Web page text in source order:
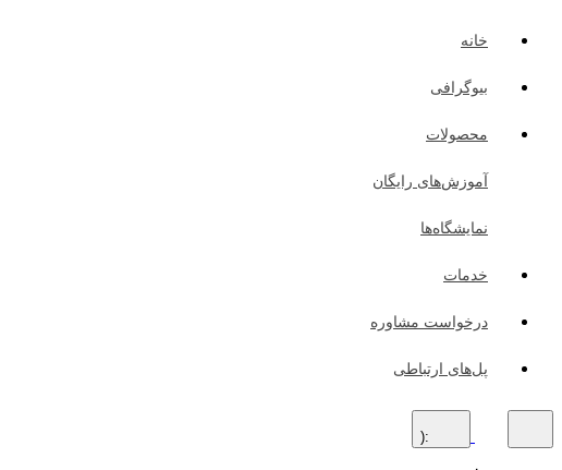
خانه
بیوگرافی
محصولات
آموزش‌های رایگان
نمایشگاه‌ها
خدمات
درخواست مشاوره
پل‌های ارتباطی
:(